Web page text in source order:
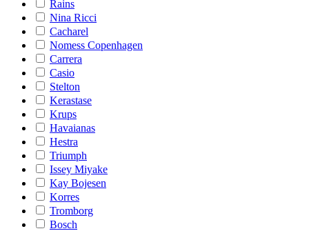
Rains
Nina Ricci
Cacharel
Nomess Copenhagen
Carrera
Casio
Stelton
Kerastase
Krups
Havaianas
Hestra
Triumph
Issey Miyake
Kay Bojesen
Korres
Tromborg
Bosch